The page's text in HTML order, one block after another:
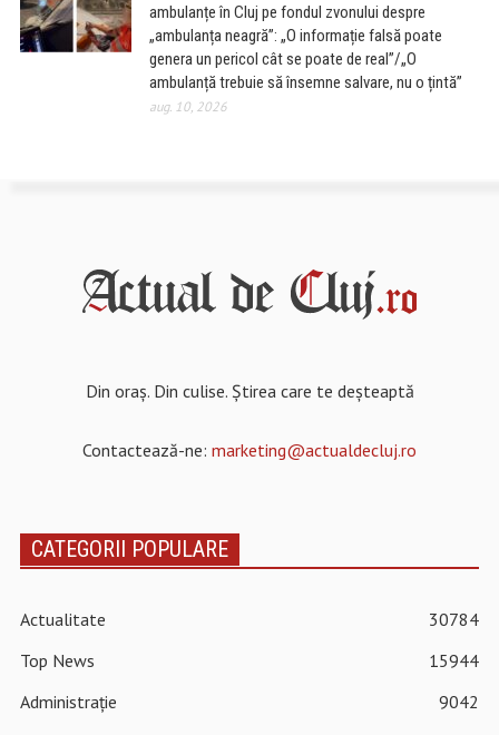
ambulanțe în Cluj pe fondul zvonului despre
„ambulanța neagră”: „O informație falsă poate
genera un pericol cât se poate de real”/„O
ambulanță trebuie să însemne salvare, nu o țintă”
aug. 10, 2026
Din oraș. Din culise. Știrea care te deșteaptă
Contactează-ne: marketing@actualdecluj.ro
CATEGORII POPULARE
Actualitate
30784
Top News
15944
Administrație
9042